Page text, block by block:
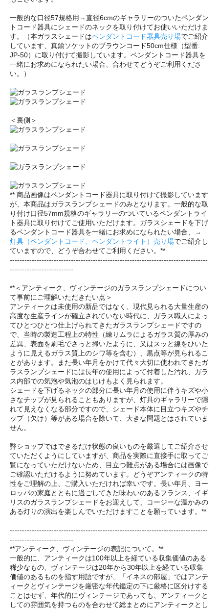
一般的な口径57規格用→直径6cmのギャラリーのついたペンダン
トコード器具にシェードのネックを取り付けてお使いいただけま
す。（本ガラスシェードはペンダントコード器具売り場でご紹介
しています、真鍮ソケットのブラウンコード50cm仕様（型番:
JP-50）に取り付けて撮影しています。ペンダントコード器具を
一緒にお求めになられたい場合、合わせてどうぞご利用くださ
い。）
＜裏側＞
** 商品画像はペンダントコード器具に取り付けて撮影しています
が、本商品はガラスランプシェードのみとなります。一般的な取
り付け口径57mm規格のギャラリーのついているペンダントライ
ト器具に取り付けてご使用いただけます。ガラスシェードを下げ
るペンダントコード器具を一緒にお求めになられたい場合、→
灯具（ペンダントコード、ペンダントライト）売り場でご紹介し
ていますので、どうぞ合わせてご利用ください。**
---------------------------------------------------------------------------------
--------------------------
**＜アンティーク、ヴィンテージのガラスランプシェードについ
て事前にご理解いただきたい点＞
アンティークは未使用の新品ではなく、現代見られる大量生産の
高度な生産ラインが確立されていない時代に、ガラス職人によっ
てひとつひとつ仕上げられてきたガラスランプシェードですの
で、当時の製造工程上の特性（練りムラによるガラス質の厚みの
差異、表面を刷毛でさっと掃いたように、又はスッと線をひいた
ように見えるガラス質上のシワ等を含む）、黒点等が見られるこ
とがあります。また長い年月をかけて代々大切に使われてきたガ
ラスランプシェードには長年の使用によって付着した汚れ、ガラ
ス内部での気泡や気泡のはじけもよく見られます。
シェードを下げるネックの部分に長い年月の使用に伴うキズや小
さなチップが見られることもありますが、灯具のギャラリーで隠
れて見えなくなる部分ですので、シェード本体に目立つキズやチ
ップ（欠け）等がある場合を除いて、大きな問題とはされていま
せん。
弊ショップではできるだけ状態の良いものを厳選してご紹介させ
ていただくようにしていますが、商品を実際に直接手に取ってご
覧になっていただけないため、目立つ難点がある場合には画像で
ご確認いただけるように努めています。どうぞアンティークの特
性をご理解の上、ご購入いただければ幸いです。長い年月、ヨー
ロッパの家庭とともに過ごしてきた味わいのあるフランス、イギ
リスのガラスランプシェードをお迎えして、コージーな温かみの
ある灯りの演出を楽しんでいただけますことを願っています。**
---------------------------------------------------------------------------------
--------------------------
**アンティーク、ヴィンテージの表記について。**
一般的に、アンティークは100年以上を経ている収集価値のある
稀少なもの、ヴィンテージは20年から30年以上を経ている収集
価値のあるものを指す用語ですが、「イネスの部屋」ではアンテ
ィークとヴィンテージを厳密な年代鑑定の下に厳格に区分けする
ことはせず、年代的にヴィンテージであっても、アンティークと
しての雰囲気を持つものを合わせて総まとめにアンティークとし